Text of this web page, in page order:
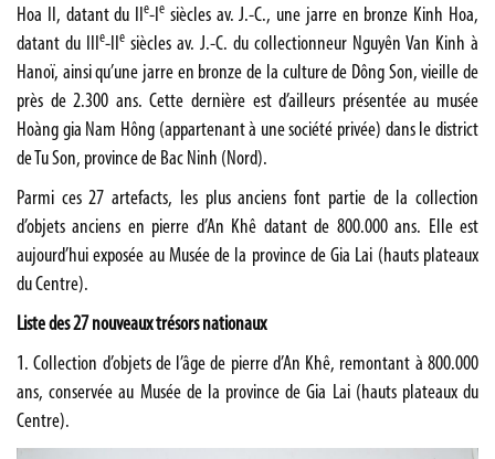
Hoa II, datant du IIe-Ie siècles av. J.-C., une jarre en bronze Kinh Hoa,
datant du IIIe-IIe siècles av. J.-C. du collectionneur Nguyên Van Kinh à
Hanoï, ainsi qu’une jarre en bronze de la culture de Dông Son, vieille de
près de 2.300 ans. Cette dernière est d’ailleurs présentée au musée
Hoàng gia Nam Hông (appartenant à une société privée) dans le district
de Tu Son, province de Bac Ninh (Nord).
Parmi ces 27 artefacts, les plus anciens font partie de la collection
d’objets anciens en pierre d’An Khê datant de 800.000 ans. Elle est
aujourd’hui exposée au Musée de la province de Gia Lai (hauts plateaux
du Centre).
Liste des 27 nouveaux trésors nationaux
1. Collection d’objets de l’âge de pierre d’An Khê, remontant à 800.000
ans, conservée au Musée de la province de Gia Lai (hauts plateaux du
Centre).